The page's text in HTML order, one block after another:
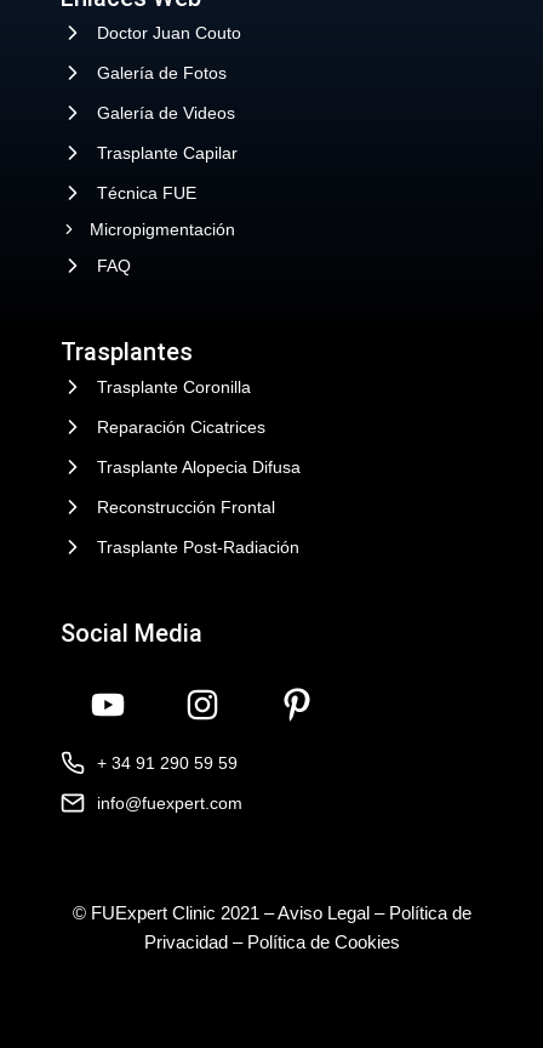
Doctor Juan Couto
Galería de Fotos
Galería de Videos
Trasplante Capilar
Técnica FUE
Micropigmentación
FAQ
Trasplantes
Trasplante Coronilla
Reparación Cicatrices
Trasplante Alopecia Difusa
Reconstrucción Frontal
Trasplante Post-Radiación
Social Media
+ 34 91 290 59 59
info@fuexpert.com
© FUExpert Clinic 2021 –Aviso Legal– Política de
Privacidad– Política de Cookies